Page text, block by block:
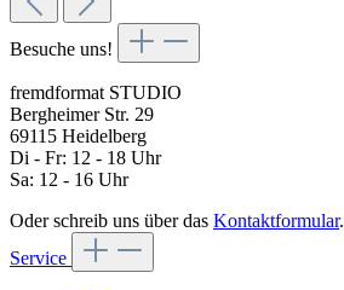
Besuche uns!
fremdformat STUDIO
Bergheimer Str. 29
69115 Heidelberg
Di - Fr: 12 - 18 Uhr
Sa: 12 - 16 Uhr
Oder schreib uns über das Kontaktformular.
Service